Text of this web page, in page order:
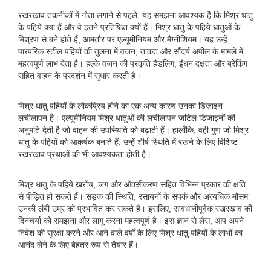
रखरखाव तकनीकों में गोता लगाने से पहले, यह समझना आवश्यक है कि मिश्र धातु
के पहिये क्या हैं और वे इतने प्रतिष्ठित क्यों हैं। मिश्र धातु के पहिये धातुओं के
मिश्रण से बने होते हैं, आमतौर पर एल्यूमीनियम और मैग्नीशियम। यह उन्हें
पारंपरिक स्टील पहियों की तुलना में वजन, ताकत और सौंदर्य अपील के मामले में
महत्वपूर्ण लाभ देता है। हल्के वजन की प्रकृति हैंडलिंग, ईंधन दक्षता और ब्रेकिंग
सहित वाहन के प्रदर्शन में सुधार करती है।
मिश्र धातु पहियों के लोकप्रिय होने का एक अन्य कारण उनका डिज़ाइन
लचीलापन है। एल्यूमीनियम मिश्र धातुओं की लचीलापन जटिल डिजाइनों की
अनुमति देती है जो वाहन की उपस्थिति को बढ़ाती हैं। हालाँकि, वही गुण जो मिश्र
धातु के पहियों को आकर्षक बनाते हैं, उन्हें शीर्ष स्थिति में रखने के लिए विशिष्ट
रखरखाव प्रथाओं की भी आवश्यकता होती है।
मिश्र धातु के पहिये खरोंच, जंग और ऑक्सीकरण सहित विभिन्न प्रकार की क्षति
से पीड़ित हो सकते हैं। सड़क की स्थिति, रसायनों के संपर्क और अत्यधिक मौसम
उनकी लंबी उम्र को प्रभावित कर सकते हैं। इसलिए, सावधानीपूर्वक रखरखाव की
दिनचर्या को समझना और लागू करना महत्वपूर्ण है। इस ज्ञान से लैस, आप अपने
निवेश की सुरक्षा करने और आने वाले वर्षों के लिए मिश्र धातु पहियों के लाभों का
आनंद लेने के लिए बेहतर रूप से तैयार हैं।